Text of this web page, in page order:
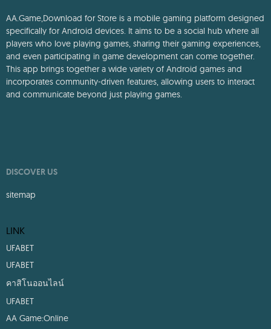
AA.Game,Download for Store is a mobile gaming platform designed
specifically for Android devices. It aims to be a social hub where all
players who love playing games, sharing their gaming experiences,
and even participating in game development can come together.
This app brings together a wide variety of Android games and
DISCOVER US